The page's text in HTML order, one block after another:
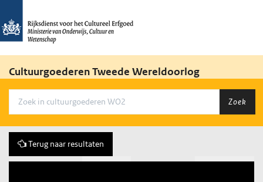
Cultuurgoederen Tweede Wereldoorlog
Zoek
Terug naar resultaten